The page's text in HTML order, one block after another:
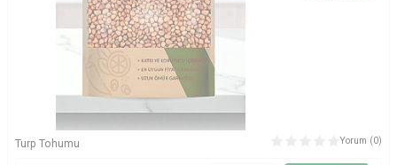
Turp Tohumu Yorum (0)